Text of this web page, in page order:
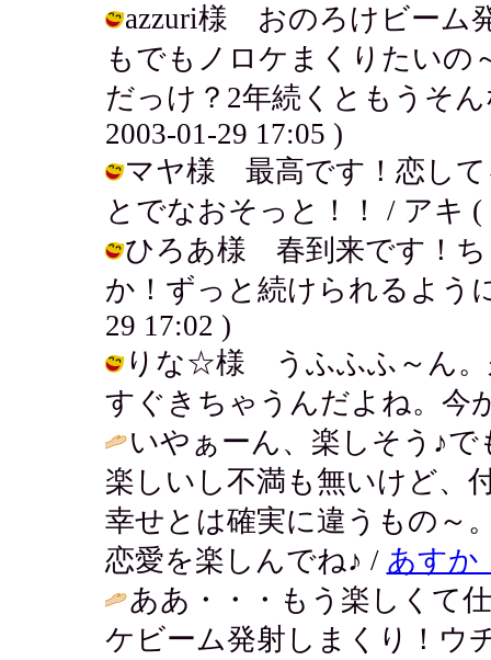
azzuri様 おのろけビーム
もでもノロケまくりたいの
だっけ？2年続くともうそ
2003-01-29 17:05 )
マヤ様 最高です！恋して
とでなおそっと！！ / アキ (
ひろあ様 春到来です！ち
か！ずっと続けられるよう
29 17:02 )
りな☆様 うふふふ～ん。
すぐきちゃうんだよね。今
いやぁーん、楽しそう♪
楽しいし不満も無いけど、
幸せとは確実に違うもの～
恋愛を楽しんでね♪ / あす
ああ・・・もう楽しくて
ケビーム発射しまくり！ウ